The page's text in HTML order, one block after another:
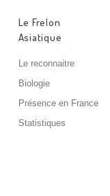
Le Frelon
Asiatique
Le reconnaitre
Biologie
Présence en France
Statistiques